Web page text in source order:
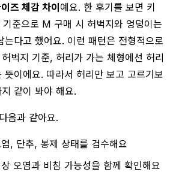
즈 체감 차이예요. 한 후기를 보면 키
준으로 M 구매 시 허벅지와 엉덩이는
는다고 했어요. 이런 패턴은 전형적으로
벅지 기준, 허리가 가는 체형에선 허리
이에요. 따라서 허리만 보고 고르기보
같이 봐야 해요.
음과 같아요.
, 단추, 봉제 상태를 검수해요
오염과 비침 가능성을 함께 확인해요